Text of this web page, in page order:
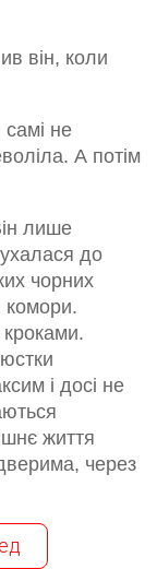
він, коли
не
А потім
лише
до
чорних
комори.
кроками.
і досі не
життя
через